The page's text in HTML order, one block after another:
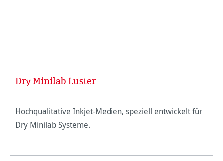
Dry Minilab Luster
Hochqualitative Inkjet-Medien, speziell entwickelt für
Dry Minilab Systeme.